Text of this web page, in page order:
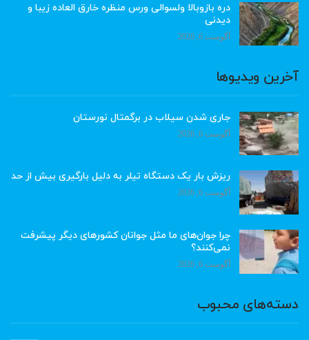
دره بازوبالا ولسوالی ورس منظره خارق العاده زیبا و
دیدنی
آگوست 6, 2026
آخرین ویدیوها
جاری شدن سیلاب در برگمتال نورستان
آگوست 6, 2026
ریزش بار یک دستگاه تیلر به دلیل بارگیری بیش از حد
آگوست 6, 2026
چرا جوان‌های ما مثل جوانان کشورهای دیگر پیشرفت
نمی‌کنند؟
آگوست 6, 2026
دسته‌های محبوب